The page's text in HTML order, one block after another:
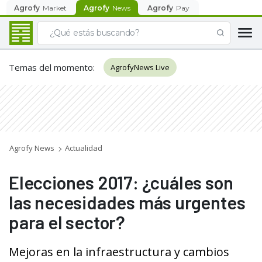
Agrofy Market Agrofy News Agrofy Pay
Temas del momento: AgrofyNews Live
Agrofy News Actualidad
Elecciones 2017: ¿cuáles son
las necesidades más urgentes
para el sector?
Mejoras en la infraestructura y cambios